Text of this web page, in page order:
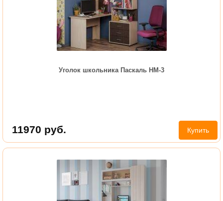
Уголок школьника Паскаль НМ-3
11970 руб. Купить